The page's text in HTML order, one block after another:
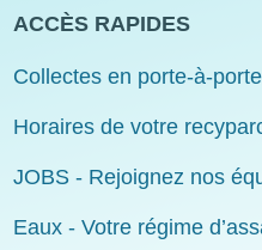
ACCÈS RAPIDES
Collectes en porte-à-porte
Horaires de votre
JOBS - Rejoignez nos
Eaux - Votre régime